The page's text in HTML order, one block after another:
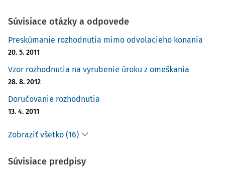
Súvisiace otázky a odpovede
Preskúmanie rozhodnutia mimo odvolacieho konania
20. 5. 2011
Vzor rozhodnutia na vyrubenie úroku z omeškania
28. 8. 2012
Doručovanie rozhodnutia
13. 4. 2011
Zobraziť všetko (16)
Súvisiace predpisy